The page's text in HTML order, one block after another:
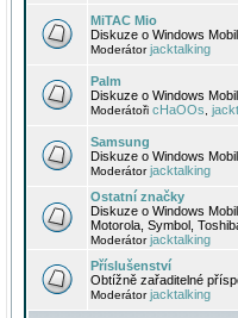
MiTAC Mio
Diskuze o Windows
Moderátorjacktalking
Palm
Diskuze o Windows
Moderátoři cHaOOs
Samsung
Diskuze o Windows
Moderátorjacktalking
Ostatní značky
Diskuze o Windows
Motorola, Symbol,
Moderátorjacktalking
Příslušenství
Obtížně zařaditelné
Moderátorjacktalking